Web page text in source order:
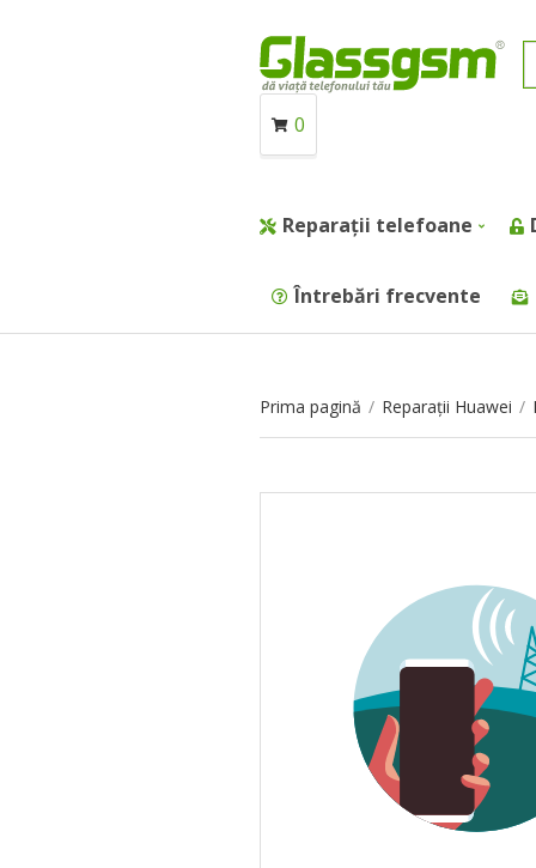
0
Reparații telefoane
Întrebări frecvente
Prima pagină / Reparații Huawei /